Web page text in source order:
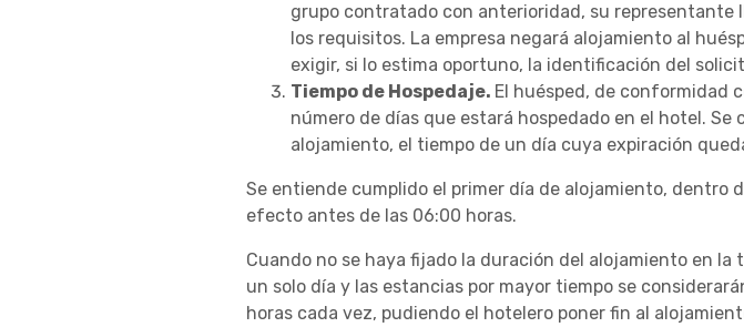
grupo contratado con anterioridad, su
los requisitos. La empresa negará alojamiento al
exigir, si lo estima oportuno, la identificación del
Tiempo de Hospedaje. El huésped, de conformidad
número de días que estará hospedado en el hotel.
alojamiento, el tiempo de un día cuya expiración
Se entiende cumplido el primer día de alojamiento, dentro
efecto antes de las 06:00 horas.
Cuando no se haya fijado la duración del alojamiento en
un solo día y las estancias por mayor tiempo se
horas cada vez, pudiendo el hotelero poner fin al